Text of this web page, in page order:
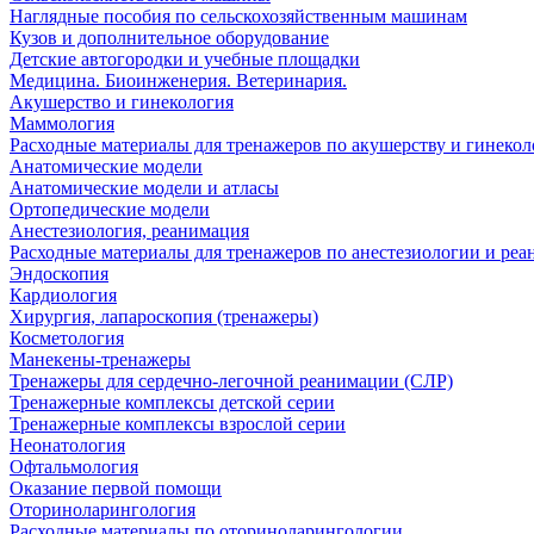
Наглядные пособия по сельскохозяйственным машинам
Кузов и дополнительное оборудование
Детские автогородки и учебные площадки
Медицина. Биоинженерия. Ветеринария.
Акушерство и гинекология
Маммология
Расходные материалы для тренажеров по акушерству и
Анатомические модели
Анатомические модели и атласы
Ортопедические модели
Анестезиология, реанимация
Расходные материалы для тренажеров по анестезиологии и
Эндоскопия
Кардиология
Хирургия, лапароскопия (тренажеры)
Косметология
Манекены-тренажеры
Тренажеры для сердечно-легочной реанимации (СЛР)
Тренажерные комплексы детской серии
Тренажерные комплексы взрослой серии
Неонатология
Офтальмология
Оказание первой помощи
Оториноларингология